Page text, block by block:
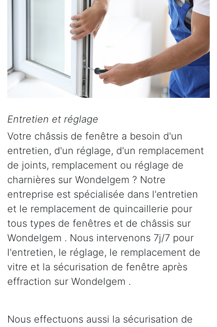
Entretien et réglage
Votre châssis de fenêtre a besoin d'un
entretien, d'un réglage, d'un remplacement
de joints, remplacement ou réglage de
charnières sur Wondelgem ? Notre
entreprise est spécialisée dans l'entretien
et le remplacement de quincaillerie pour
tous types de fenêtres et de châssis sur
Wondelgem . Nous intervenons 7j/7 pour
l'entretien, le réglage, le remplacement de
vitre et la sécurisation de fenêtre après
effraction sur Wondelgem .
Nous effectuons aussi la sécurisation de